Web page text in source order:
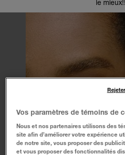
le mieux!!
Vos paramètres de témoins de
Nous et nos partenaires utilisons des
site afin d’améliorer votre expérience
de notre site, vous proposer des
et vous proposer des fonctionnalités